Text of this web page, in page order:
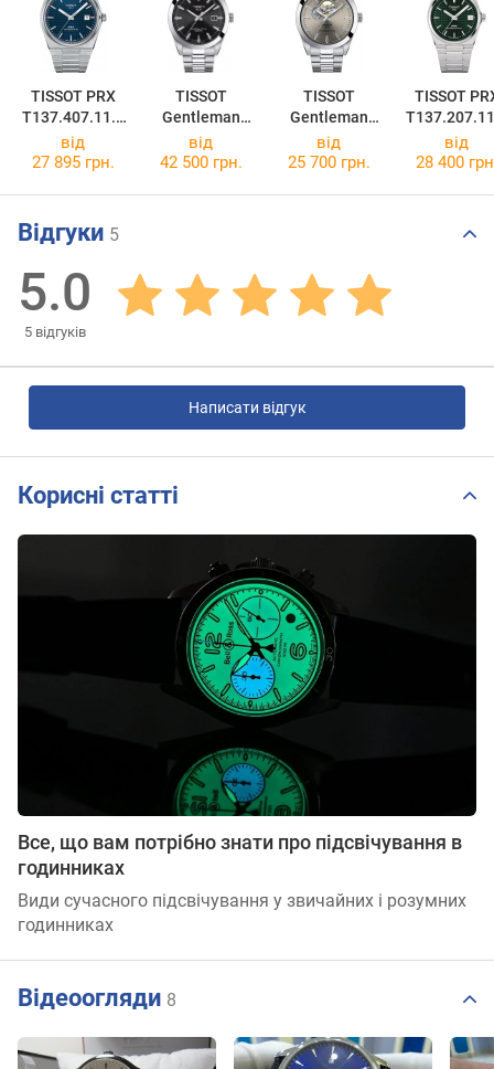
TISSOT PRX
T137.407.11.0
41.00
TISSOT
Gentleman
Powermatic 80
Silicium
51.00
TISSOT
Gentleman
Powermatic 80
T127.407.11.0
TISSOT
91.00
від
27 895 грн.
від
42 500 грн.
від
25 700 грн.
від
28 400
Відгуки 5
5.0
5 відгуків
Написати відгук
Корисні статті
Все, що вам потрібно знати про підсвічування в
годинниках
Види сучасного підсвічування у звичайних і розумних
годинниках
Відеоогляди 8